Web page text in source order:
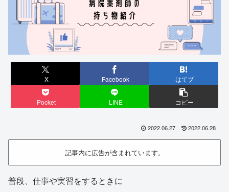
X Facebook はてブ
Pocket LINE コピー
2022.06.27 2022.06.28
記事内に広告が含まれています。
普段、仕事や実習をするときに